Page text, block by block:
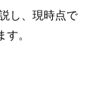
し、現時点で
。